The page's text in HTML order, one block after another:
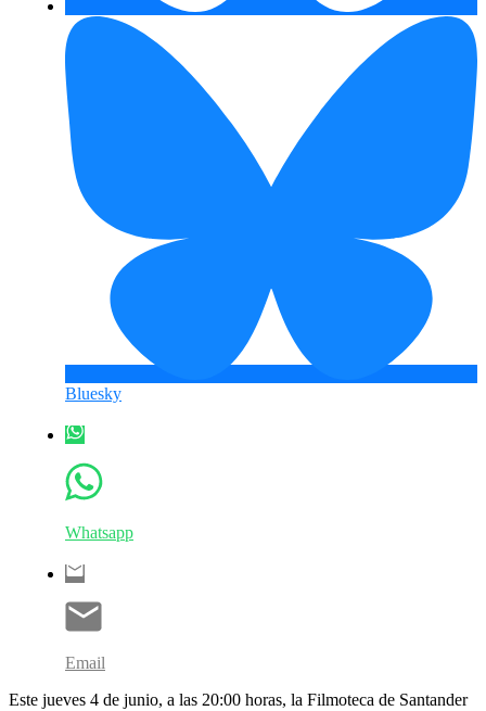
Bluesky
Whatsapp
Email
Este jueves 4 de junio, a las 20:00 horas, la Filmoteca de Santander